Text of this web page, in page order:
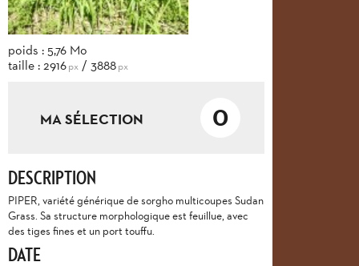
poids : 5,76 Mo
taille : 2916px / 3888px
MA SÉLECTION 0
DESCRIPTION
PIPER, variété générique de sorgho multicoupes Sudan
Grass. Sa structure morphologique est feuillue, avec
des tiges fines et un port touffu.
DATE